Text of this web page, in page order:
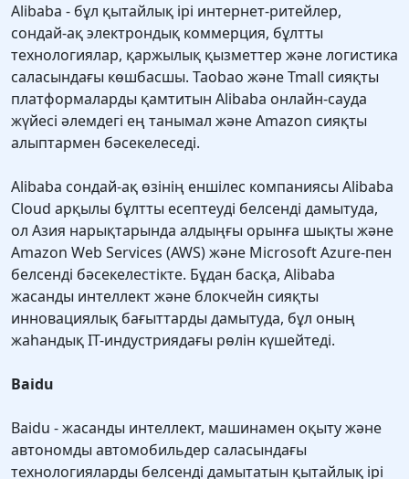
Alibaba - бұл қытайлық ірі интернет-ритейлер,
сондай-ақ электрондық коммерция, бұлтты
технологиялар, қаржылық қызметтер және логистика
саласындағы көшбасшы. Taobao және Tmall сияқты
платформаларды қамтитын Alibaba онлайн-сауда
жүйесі әлемдегі ең танымал және Amazon сияқты
алыптармен бәсекелеседі.
Alibaba сондай-ақ өзінің еншілес компаниясы Alibaba
Cloud арқылы бұлтты есептеуді белсенді дамытуда,
ол Азия нарықтарында алдыңғы орынға шықты және
Amazon Web Services (AWS) және Microsoft Azure-пен
белсенді бәсекелестікте. Бұдан басқа, Alibaba
жасанды интеллект және блокчейн сияқты
инновациялық бағыттарды дамытуда, бұл оның
жаһандық IT-индустриядағы рөлін күшейтеді.
Baidu
Baidu - жасанды интеллект, машинамен оқыту және
автономды автомобильдер саласындағы
технологияларды белсенді дамытатын қытайлық ірі